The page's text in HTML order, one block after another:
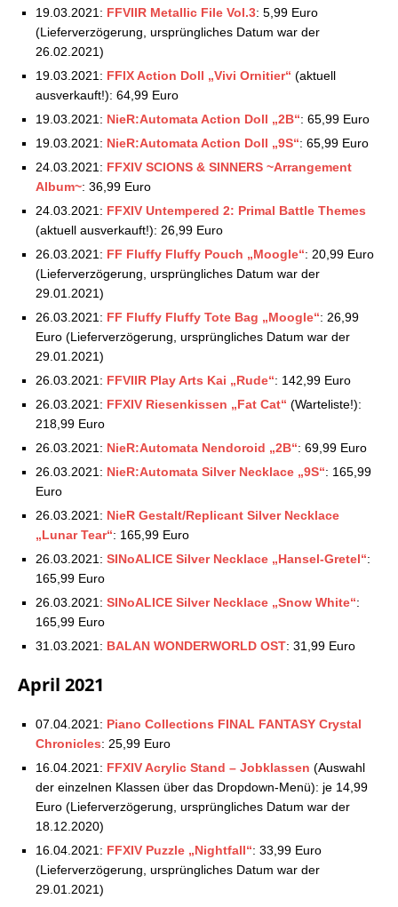
Square Enix Store: Aktuelle Vorbestellungen –
28.08.2021
Square Enix Store: Aktuelle Vorbestellungen –
Square Enix Store: Aktuelle Vorbestellungen –
Square Enix Store: Aktuelle Vorbestellungen –
17.09.2021
Square Enix Store: Aktuelle Vorbestellungen –
24.09.2021
Square Enix Store: Aktuelle Vorbestellungen –
01.10.2021
15.10.2021
Square Enix Store: Aktuelle Vorbestellungen –
22.10.2021
Square Enix Store: Aktuelle Vorbestellungen –
07.11.2021
Square Enix Store: Aktuelle Vorbestellungen –
14.11.2021
Square Enix Store: Aktuelle Vorbestellungen –
19.11.2021
Square Enix Store: Aktuelle Vorbestellungen –
14.12.2021
Square Enix Store: Aktuelle Vorbestellungen –
26.12.2021
19.03.2021: FFVIIR Metallic File Vol.3: 5,99 Euro
(Lieferverzögerung, ursprüngliches Datum war der
26.02.2021)
19.03.2021: FFIX Action Doll „Vivi Ornitier“ (aktuell
ausverkauft!): 64,99 Euro
19.03.2021: NieR:Automata Action Doll „2B“: 65,99 Euro
19.03.2021: NieR:Automata Action Doll „9S“: 65,99 Euro
24.03.2021: FFXIV SCIONS & SINNERS ~Arrangement
Album~: 36,99 Euro
24.03.2021: FFXIV Untempered 2: Primal Battle Themes
(aktuell ausverkauft!): 26,99 Euro
26.03.2021: FF Fluffy Fluffy Pouch „Moogle“: 20,99 Euro
(Lieferverzögerung, ursprüngliches Datum war der
29.01.2021)
26.03.2021: FF Fluffy Fluffy Tote Bag „Moogle“: 26,99
Euro (Lieferverzögerung, ursprüngliches Datum war der
29.01.2021)
26.03.2021: FFVIIR Play Arts Kai „Rude“: 142,99 Euro
26.03.2021: FFXIV Riesenkissen „Fat Cat“ (Warteliste!):
218,99 Euro
26.03.2021: NieR:Automata Nendoroid „2B“: 69,99 Euro
26.03.2021: NieR:Automata Silver Necklace „9S“: 165,99
Euro
26.03.2021: NieR Gestalt/Replicant Silver Necklace
„Lunar Tear“: 165,99 Euro
26.03.2021: SINoALICE Silver Necklace „Hansel-Gretel“:
165,99 Euro
26.03.2021: SINoALICE Silver Necklace „Snow White“:
165,99 Euro
31.03.2021: BALAN WONDERWORLD OST: 31,99 Euro
April 2021
07.04.2021: Piano Collections FINAL FANTASY Crystal
Chronicles: 25,99 Euro
16.04.2021: FFXIV Acrylic Stand – Jobklassen (Auswahl
der einzelnen Klassen über das Dropdown-Menü): je 14,99
Euro (Lieferverzögerung, ursprüngliches Datum war der
18.12.2020)
16.04.2021: FFXIV Puzzle „Nightfall“: 33,99 Euro
(Lieferverzögerung, ursprüngliches Datum war der
29.01.2021)